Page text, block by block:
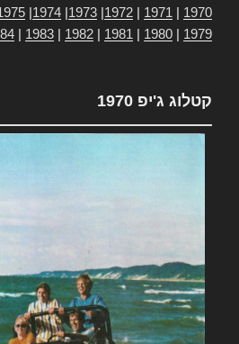
1970
1971
1972
1973
1974
1979
1980
1981
1982
1983
קטלוג ג'יפ 1970